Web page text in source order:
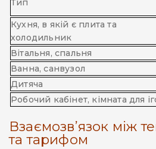
Тип
Кухня, в якій є плита та
холодильник
Вітальня, спальня
Ванна, санвузол
Дитяча
Робочий кабінет, кімната для
Взаємозв’язок між
та тарифом